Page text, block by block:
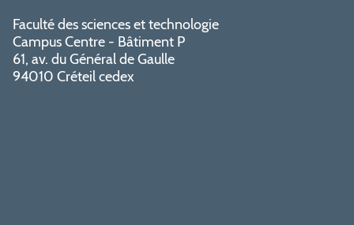
Faculté des sciences et technologie
Campus Centre - Bâtiment P
61, av. du Général de Gaulle
94010 Créteil cedex